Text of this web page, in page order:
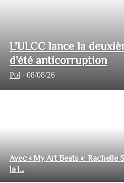
L’ULCC lance la
d’été anticorruption
Pol - 08/08/26
Avec « My Art Beats »: Rachelle
la l...